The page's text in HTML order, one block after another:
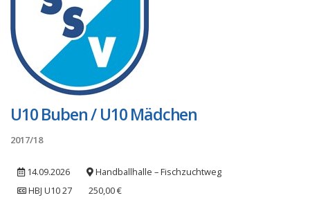
U10 Buben / U10 Mädchen
2017/18
14.09.2026
Handballhalle – Fischzuchtweg
HBJ U10 27
250,00 €